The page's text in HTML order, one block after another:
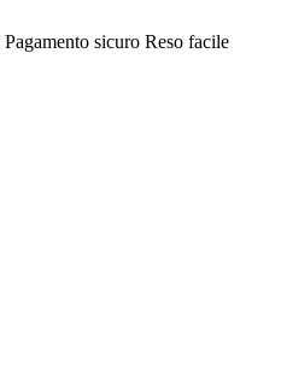
Pagamento sicuro Reso facile